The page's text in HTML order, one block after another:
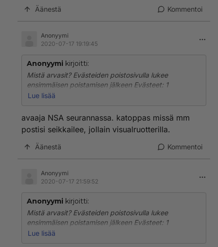
Äänestä Kommentoi
Anonyymi
2020-07-17 19:19:45
Anonyymi kirjoitti:
Mistä arvasit? Evästeiden poistosivulla lukee
ensimmäisen poistamisen jälkeen Evästeet: 1
sivustolta. Vasta toisella poistolla tämäkin poistuu.
sivustoluettelo tyhjenee jo ensimmäisellä poistolla.
Sivustoluettelossa ei näy mitään ylimääräistä ennen
ensimmäistä poistoa.
Lue lisää
avaaja NSA seurannassa. katoppas missä mm
postisi seikkailee, jollain visualruotterilla.
Äänestä Kommentoi
Anonyymi
2020-07-17 21:59:52
Anonyymi kirjoitti:
Mistä arvasit? Evästeiden poistosivulla lukee
ensimmäisen poistamisen jälkeen Evästeet: 1
sivustolta. Vasta toisella poistolla tämäkin poistuu.
Lue lisää